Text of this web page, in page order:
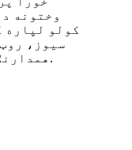
وختونه
کولو لپاره
سیوز،
همدارنګه د شیل شیکر سکرینونه.